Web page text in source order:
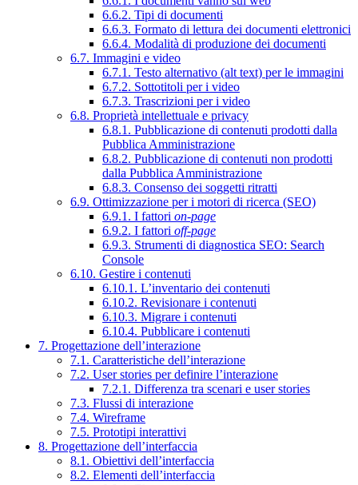
6.6.2. Tipi di documenti
6.6.3. Formato di lettura dei documenti elettronici
6.6.4. Modalità di produzione dei documenti
6.7. Immagini e video
6.7.1. Testo alternativo (alt text) per le immagini
6.7.2. Sottotitoli per i video
6.7.3. Trascrizioni per i video
6.8. Proprietà intellettuale e privacy
6.8.1. Pubblicazione di contenuti prodotti dalla
Pubblica Amministrazione
6.8.2. Pubblicazione di contenuti non prodotti
dalla Pubblica Amministrazione
6.8.3. Consenso dei soggetti ritratti
6.9. Ottimizzazione per i motori di ricerca (SEO)
6.9.1. I fattori on-page
6.9.2. I fattori off-page
6.9.3. Strumenti di diagnostica SEO: Search
Console
6.10. Gestire i contenuti
6.10.1. L’inventario dei contenuti
6.10.2. Revisionare i contenuti
6.10.3. Migrare i contenuti
6.10.4. Pubblicare i contenuti
7. Progettazione dell’interazione
7.1. Caratteristiche dell’interazione
7.2. User stories per definire l’interazione
7.2.1. Differenza tra scenari e user stories
7.3. Flussi di interazione
7.4. Wireframe
7.5. Prototipi interattivi
8. Progettazione dell’interfaccia
8.1. Obiettivi dell’interfaccia
8.2. Elementi dell’interfaccia